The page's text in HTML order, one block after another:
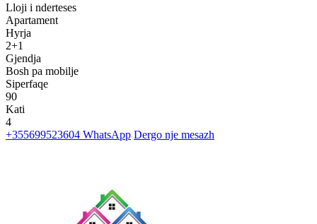
Lloji i nderteses
Apartament
Hyrja
2+1
Gjendja
Bosh pa mobilje
Siperfaqe
90
Kati
4
+355699523604 WhatsApp Dergo nje mesazh